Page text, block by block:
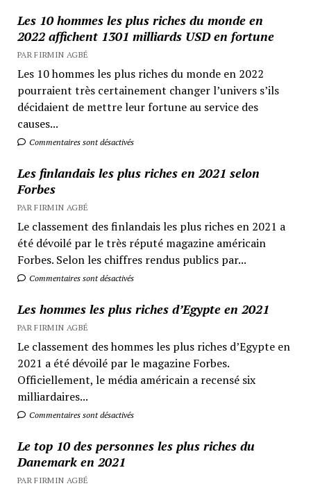
Les 10 hommes les plus riches du monde en
2022 affichent 1301 milliards USD en fortune
PAR FIRMIN AGBÉ
Les 10 hommes les plus riches du monde en 2022
pourraient très certainement changer l’univers s’ils
décidaient de mettre leur fortune au service des
causes...
Commentaires sont désactivés
Les finlandais les plus riches en 2021 selon
Forbes
PAR FIRMIN AGBÉ
Le classement des finlandais les plus riches en 2021 a
été dévoilé par le très réputé magazine américain
Forbes. Selon les chiffres rendus publics par...
Commentaires sont désactivés
Les hommes les plus riches d’Egypte en 2021
PAR FIRMIN AGBÉ
Le classement des hommes les plus riches d’Egypte en
2021 a été dévoilé par le magazine Forbes.
Officiellement, le média américain a recensé six
milliardaires...
Commentaires sont désactivés
Le top 10 des personnes les plus riches du
Danemark en 2021
PAR FIRMIN AGBÉ